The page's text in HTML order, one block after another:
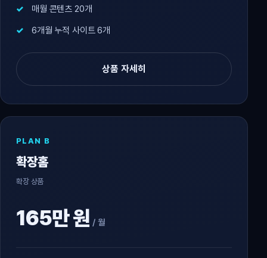
매월 콘텐츠 20개
6개월 누적 사이트 6개
상품 자세히
PLAN B
확장홈
확장 상품
165만 원 / 월